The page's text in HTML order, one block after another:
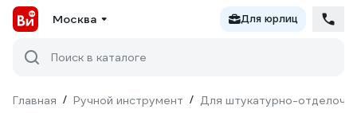
Москва Для юрлиц
Поиск в каталоге
Главная / Ручной инструмент / Для штукатурно-